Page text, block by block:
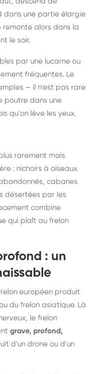
dans une partie élargie
alors dans la
le soir.
par une lucarne ou
fréquentes. Le
— il n'est pas rare
poutre dans une
qu'on lève les yeux.
rarement mais
: nichoirs à oiseaux
cabanes
désertées par les
combine
qui plaît au frelon
: un
européen produit
du frelon asiatique. Là
le frelon
grave, profond,
d'un drone ou d'un